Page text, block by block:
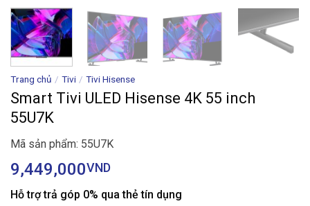
Trang chủ / Tivi / Tivi Hisense
Smart Tivi ULED Hisense 4K 55 inch
55U7K
Mã sản phẩm: 55U7K
9,449,000VND
Hỗ trợ trả góp 0% qua thẻ tín dụng